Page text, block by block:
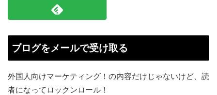
ブログをメールで受け取る
外国人向けマーケティング！の内容だけじゃないけど、読
者になってロックンロール！